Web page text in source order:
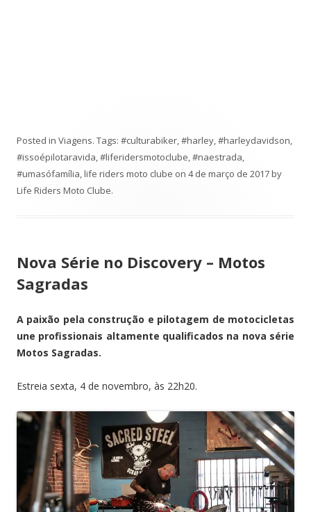
Posted in Viagens. Tags: #culturabiker,#harley,#harleydavidson,
#issoépilotaravida,#liferidersmotoclube,#naestrada,
#umasófamília,life riders moto clube on 4 de março de 2017by
Life Riders Moto Clube.
Nova Série no Discovery – Motos
Sagradas
A paixão pela construção e pilotagem de motocicletas
une profissionais altamente qualificados na nova série
Motos Sagradas.
Estreia sexta, 4 de novembro, às 22h20.